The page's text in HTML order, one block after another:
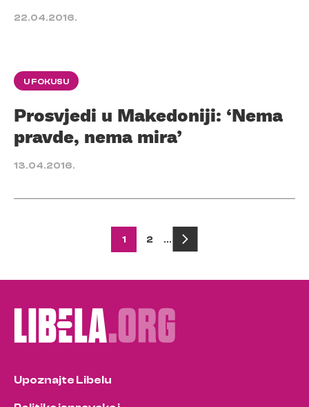
22.04.2016.
U FOKUSU
Prosvjedi u Makedoniji: ‘Nema
pravde, nema mira’
13.04.2016.
pagination
1 2 …
Upoznajte Libelu